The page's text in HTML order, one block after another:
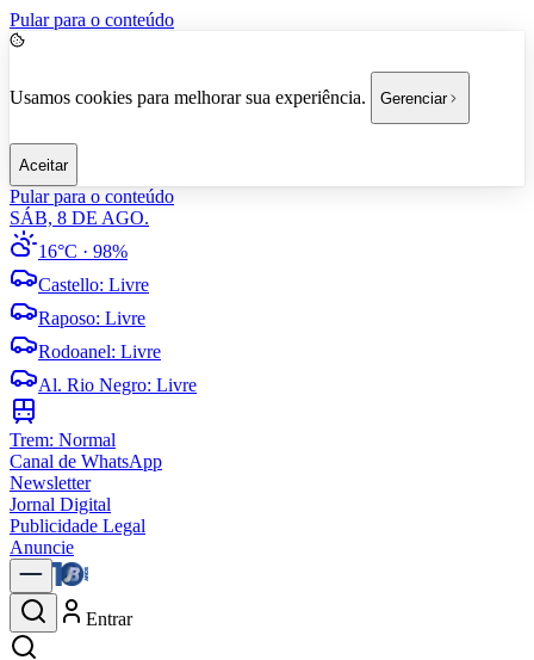
Pular para o conteúdo
Usamos cookies para melhorar sua experiência. Gerenciar
Aceitar
Pular para o conteúdo
SÁB, 8 DE AGO.
16°C · 98%
Castello: Livre
Raposo: Livre
Rodoanel: Livre
Al. Rio Negro: Livre
Trem: Normal
Canal de WhatsApp
Newsletter
Jornal Digital
Publicidade Legal
Anuncie
Entrar